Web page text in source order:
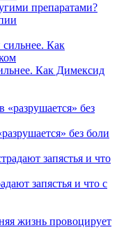
препаратами?
Как Димексид
без боли
запястья и что с